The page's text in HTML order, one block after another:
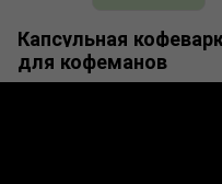
Капсульная
для кофеманов